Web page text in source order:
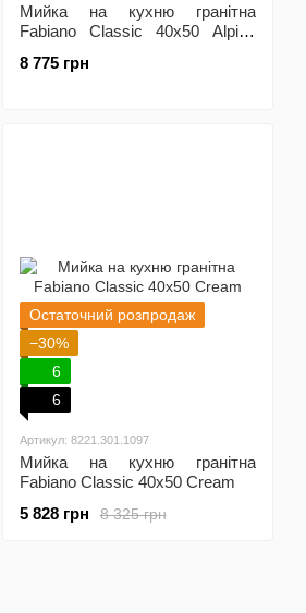
Мийка на кухню гранітна
Fabiano Classic 40x50 Alpine
8 775 грн
Остаточний розпродаж
−30%
6
6
Артикул: 8221.301.1097
Мийка на кухню гранітна
Fabiano Classic 40x50 Cream
8 325 грн
5 828 грн